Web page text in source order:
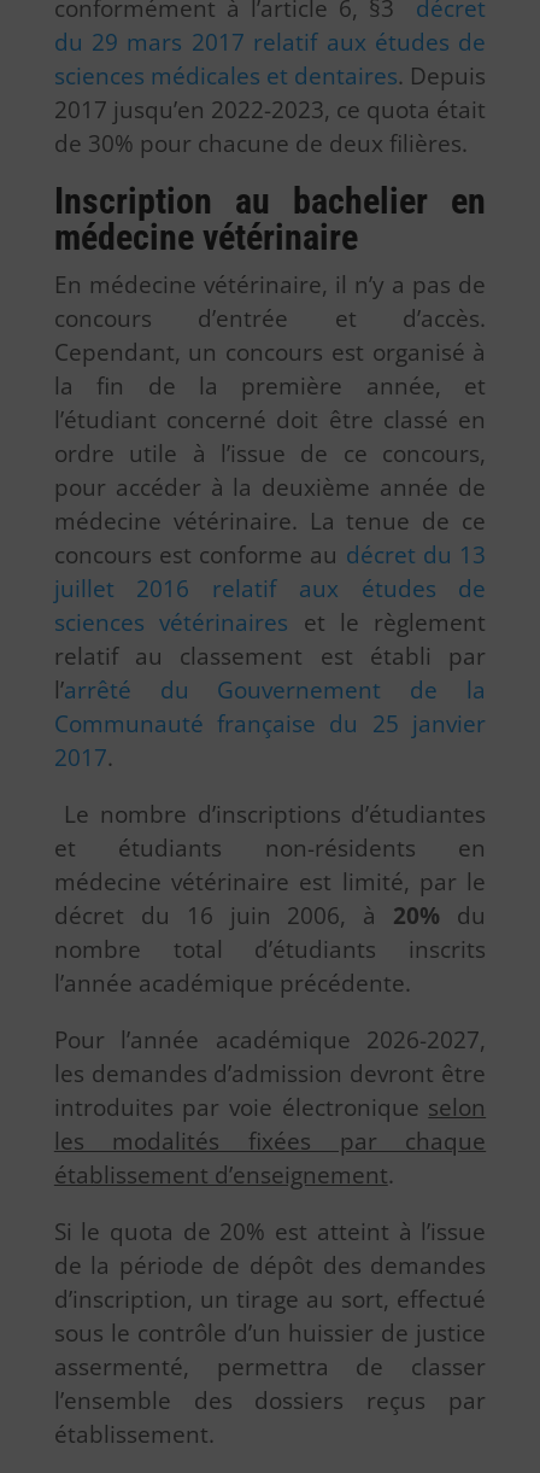
conformément à l’article 6, §3 décret
du 29 mars 2017 relatif aux études de
sciences médicales et dentaires. Depuis
2017 jusqu’en 2022-2023, ce quota était
de 30% pour chacune de deux filières.
Inscription au bachelier en
médecine vétérinaire
En médecine vétérinaire, il n’y a pas de
concours d’entrée et d’accès.
Cependant, un concours est organisé à
la fin de la première année, et
l’étudiant concerné doit être classé en
ordre utile à l’issue de ce concours,
pour accéder à la deuxième année de
médecine vétérinaire. La tenue de ce
concours est conforme au décret du 13
juillet 2016 relatif aux études de
sciences vétérinaires et le règlement
relatif au classement est établi par
l’arrêté du Gouvernement de la
Communauté française du 25 janvier
2017.
Le nombre d’inscriptions d’étudiantes
et étudiants non-résidents en
médecine vétérinaire est limité, par le
décret du 16 juin 2006, à 20% du
nombre total d’étudiants inscrits
l’année académique précédente.
Pour l’année académique 2026-2027,
les demandes d’admission devront être
introduites par voie électronique selon
les modalités fixées par chaque
établissement d’enseignement.
Si le quota de 20% est atteint à l’issue
de la période de dépôt des demandes
d’inscription, un tirage au sort, effectué
sous le contrôle d’un huissier de justice
assermenté, permettra de classer
l’ensemble des dossiers reçus par
établissement.